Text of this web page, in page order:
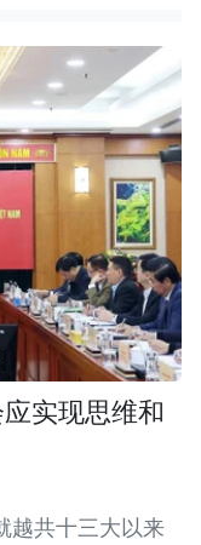
实现思维和
越共十三大以来